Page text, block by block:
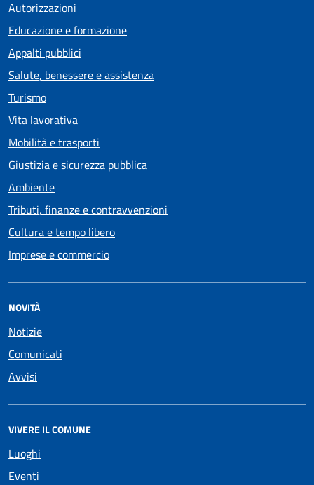
Autorizzazioni
Educazione e formazione
Appalti pubblici
Salute, benessere e assistenza
Turismo
Vita lavorativa
Mobilità e trasporti
Giustizia e sicurezza pubblica
Ambiente
Tributi, finanze e contravvenzioni
Cultura e tempo libero
Imprese e commercio
NOVITÀ
Notizie
Comunicati
Avvisi
VIVERE IL COMUNE
Luoghi
Eventi